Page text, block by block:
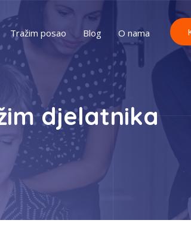
Tražim posao Blog O nama
djelatnika